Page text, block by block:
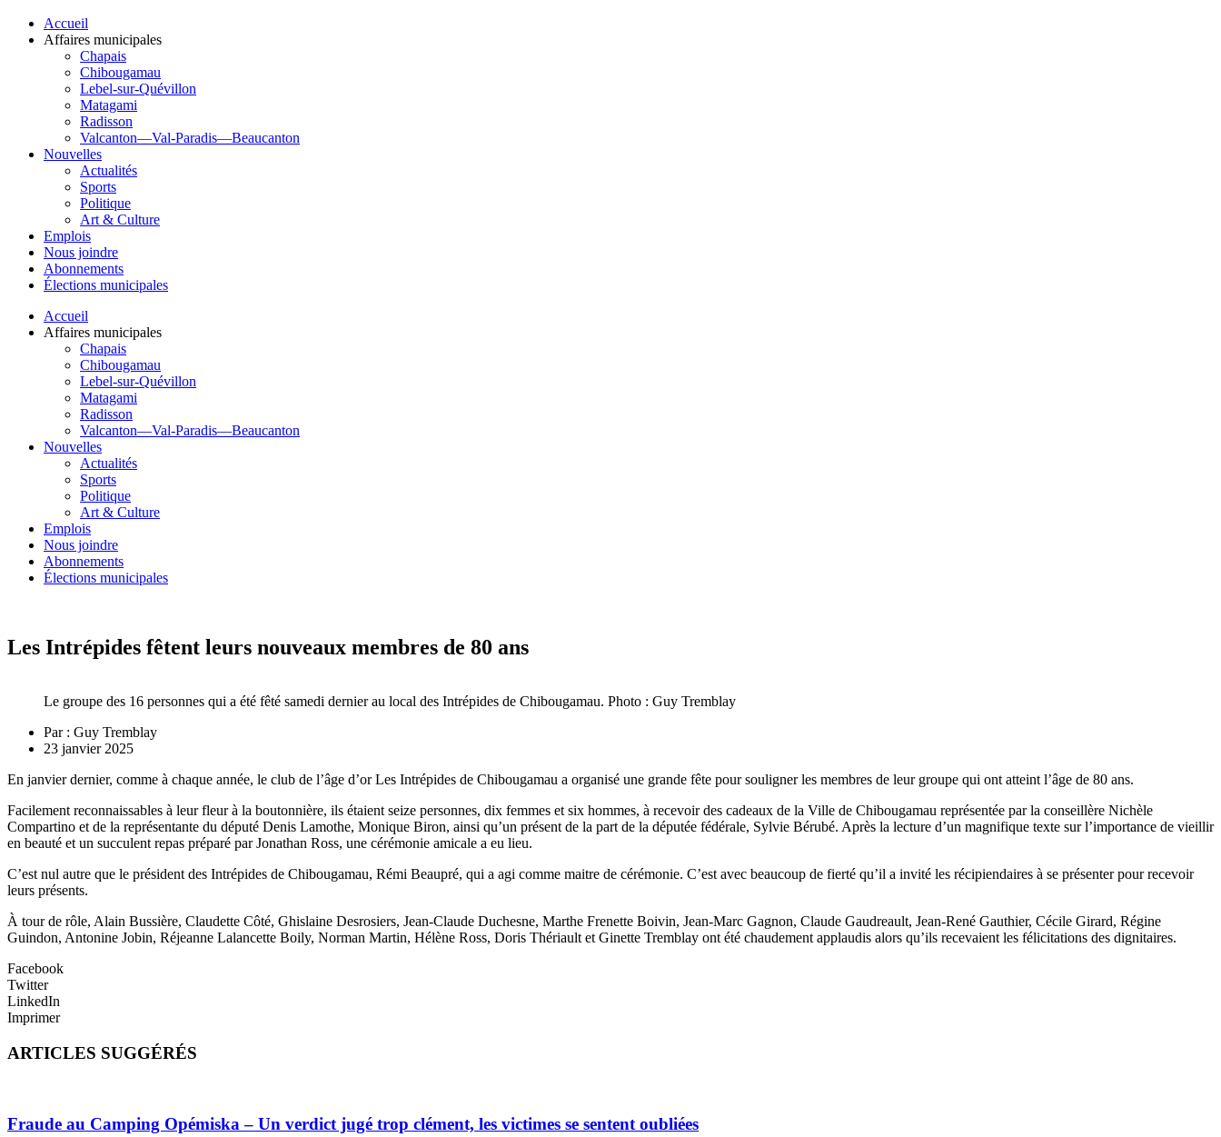
Accueil
Affaires municipales
Chapais
Chibougamau
Lebel-sur-Quévillon
Matagami
Radisson
Valcanton—Val-Paradis—Beaucanton
Nouvelles
Actualités
Sports
Politique
Art & Culture
Emplois
Nous joindre
Abonnements
Élections municipales
Accueil
Affaires municipales
Chapais
Chibougamau
Lebel-sur-Quévillon
Matagami
Radisson
Valcanton—Val-Paradis—Beaucanton
Nouvelles
Actualités
Sports
Politique
Art & Culture
Emplois
Nous joindre
Abonnements
Élections municipales
Les Intrépides fêtent leurs nouveaux membres de 80 ans
Le groupe des 16 personnes qui a été fêté samedi dernier au local des Intrépides de Chibougamau. Photo : Guy Tremblay
Par : Guy Tremblay
23 janvier 2025
En janvier dernier, comme à chaque année, le club de l’âge d’or Les Intrépides de Chibougamau a organisé une grande fête pour souligner les membres de leur groupe qui ont atteint l’âge de 80 ans.
Facilement reconnaissables à leur fleur à la boutonnière, ils étaient seize personnes, dix femmes et six hommes, à recevoir des cadeaux de la Ville de Chibougamau représentée par la conseillère Nichèle
Compartino et de la représentante du député Denis Lamothe, Monique Biron, ainsi qu’un présent de la part de la députée fédérale, Sylvie Bérubé. Après la lecture d’un magnifique texte sur l’importance de vieillir
en beauté et un succulent repas préparé par Jonathan Ross, une cérémonie amicale a eu lieu.
C’est nul autre que le président des Intrépides de Chibougamau, Rémi Beaupré, qui a agi comme maitre de cérémonie. C’est avec beaucoup de fierté qu’il a invité les récipiendaires à se présenter pour recevoir
leurs présents.
À tour de rôle, Alain Bussière, Claudette Côté, Ghislaine Desrosiers, Jean-Claude Duchesne, Marthe Frenette Boivin, Jean-Marc Gagnon, Claude Gaudreault, Jean-René Gauthier, Cécile Girard, Régine
Guindon, Antonine Jobin, Réjeanne Lalancette Boily, Norman Martin, Hélène Ross, Doris Thériault et Ginette Tremblay ont été chaudement applaudis alors qu’ils recevaient les félicitations des dignitaires.
Facebook
Twitter
LinkedIn
Imprimer
ARTICLES SUGGÉRÉS
Fraude au Camping Opémiska – Un verdict jugé trop clément, les victimes se sentent oubliées